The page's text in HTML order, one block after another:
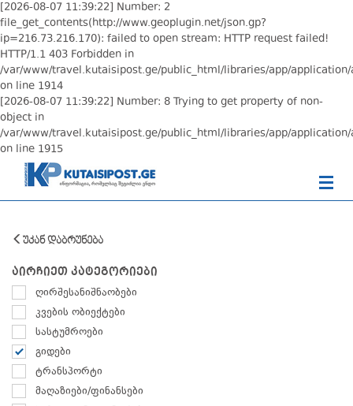
[2026-08-07 11:39:22] Number: 2
file_get_contents(http://www.geoplugin.net/json.gp?
ip=216.73.216.170): failed to open stream: HTTP request failed!
HTTP/1.1 403 Forbidden in
/var/www/travel.kutaisipost.ge/public_html/libraries/app/
on line 1914
[2026-08-07 11:39:22] Number: 8 Trying to get property of non-
object in
/var/www/travel.kutaisipost.ge/public_html/libraries/app/
on line 1915
უკან დაბრუნება
აირჩიეთ კატეგორიები
ღირშესანიშნაობები
კვების ობიექტები
სასტუმროები
გიდები
ტრანსპორტი
მაღაზიები/ფინანსები